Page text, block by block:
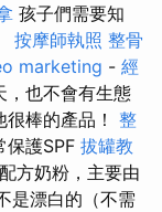
孩子們需要知
按摩師執照 整骨
marketing - 經
，也不會有生態
棒的產品！ 整
保護SPF 拔罐教
方奶粉，主要由
是漂白的（不需